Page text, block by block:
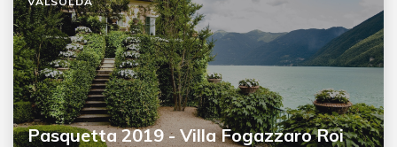
Pasquetta 2019 - Villa Fogazzaro Roi